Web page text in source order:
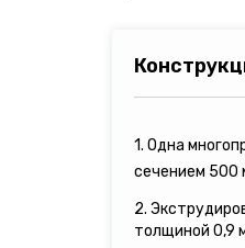
1. Одна
сечением 500
2.
толщиной 0,9